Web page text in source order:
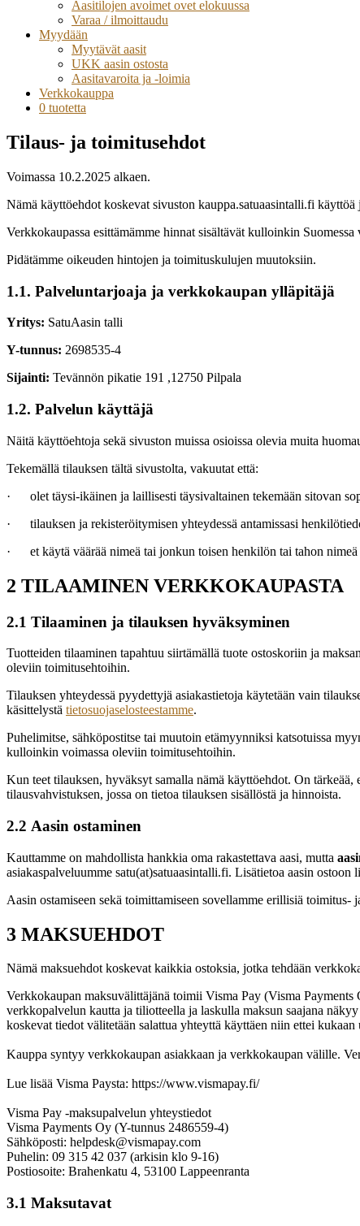
Aasitilojen avoimet ovet elokuussa
Varaa / ilmoittaudu
Myydään
Myytävät aasit
UKK aasin ostosta
Aasitavaroita ja -loimia
Verkkokauppa
0 tuotetta
Tilaus- ja toimitusehdot
Voimassa 10.2.2025 alkaen.
Nämä käyttöehdot koskevat sivuston kauppa.satuaasintalli.fi
Verkkokaupassa esittämämme hinnat sisältävät kulloinkin
Pidätämme oikeuden hintojen ja toimituskulujen muutoksiin.
1.1. Palveluntarjoaja ja verkkokaupan ylläpitäjä
Yritys: SatuAasin talli
Y-tunnus: 2698535-4
Sijainti: Tevännön pikatie 191 ,12750 Pilpala
1.2. Palvelun käyttäjä
Näitä käyttöehtoja sekä sivuston muissa osioissa olevia muita
Tekemällä tilauksen tältä sivustolta, vakuutat että:
· olet täysi-ikäinen ja laillisesti täysivaltainen tekemään sitovan
· tilauksen ja rekisteröitymisen yhteydessä antamissasi
· et käytä väärää nimeä tai jonkun toisen henkilön tai tahon nimeä
2 TILAAMINEN VERKKOKAUPASTA
2.1 Tilaaminen ja tilauksen hyväksyminen
Tuotteiden tilaaminen tapahtuu siirtämällä tuote ostoskoriin ja
oleviin toimitusehtoihin.
Tilauksen yhteydessä pyydettyjä asiakastietoja käytetään vain
käsittelystä tietosuojaselosteestamme.
Puhelimitse, sähköpostitse tai muutoin etämyynniksi katsotuissa
kulloinkin voimassa oleviin toimitusehtoihin.
Kun teet tilauksen, hyväksyt samalla nämä käyttöehdot. On tärkeää,
tilausvahvistuksen, jossa on tietoa tilauksen sisällöstä ja hinnoista.
2.2 Aasin ostaminen
Kauttamme on mahdollista hankkia oma rakastettava aasi, mutta
asiakaspalveluumme satu(at)satuaasintalli.fi. Lisätietoa aasin
Aasin ostamiseen sekä toimittamiseen sovellamme erillisiä toimitus-
3 MAKSUEHDOT
Nämä maksuehdot koskevat kaikkia ostoksia, jotka tehdään
Verkkokaupan maksuvälittäjänä toimii Visma Pay (Visma
verkkopalvelun kautta ja tiliotteella ja laskulla maksun saajana
koskevat tiedot välitetään salattua yhteyttä käyttäen niin ettei
Kauppa syntyy verkkokaupan asiakkaan ja verkkokaupan välille.
Lue lisää Visma Paysta: https://www.vismapay.fi/
Visma Pay -maksupalvelun yhteystiedot
Visma Payments Oy (Y-tunnus 2486559-4)
Sähköposti: helpdesk@vismapay.com
Puhelin: 09 315 42 037 (arkisin klo 9-16)
Postiosoite: Brahenkatu 4, 53100 Lappeenranta
3.1 Maksutavat